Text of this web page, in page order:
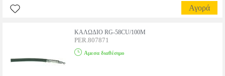
Αγορά
ΚΑΛΩΔΙΟ RG-58CU/100Μ
PER.807871
Αμεσα διαθέσιμο